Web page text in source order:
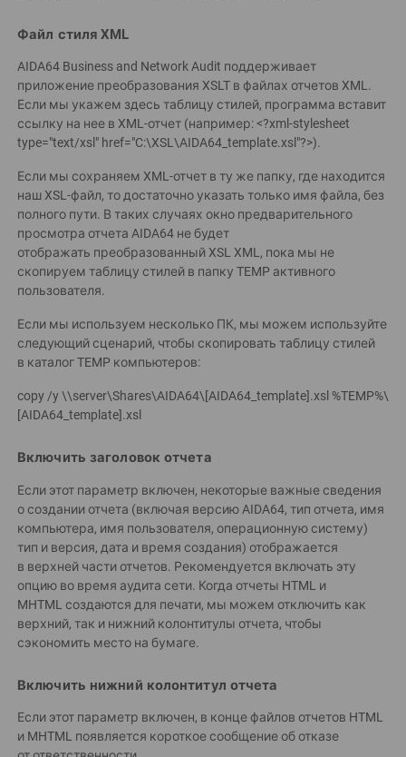
Файл стиля XML
AIDA64 Business and Network Audit поддерживает
приложение преобразования XSLT в файлах отчетов XML.
Если мы укажем здесь таблицу стилей, программа вставит
ссылку на нее в XML-отчет (например: <?xml-stylesheet
type="text/xsl" href="C:\XSL\AIDA64_template.xsl"?>).
Если мы сохраняем XML-отчет в ту же папку, где находится
наш XSL-файл, то достаточно указать только имя файла, без
полного пути. В таких случаях окно предварительного
просмотра отчета AIDA64 не будет
отображать преобразованный XSL XML, пока мы не
скопируем таблицу стилей в папку TEMP активного
пользователя.
Если мы используем несколько ПК, мы можем используйте
следующий сценарий, чтобы скопировать таблицу стилей
в каталог TEMP компьютеров:
copy /y \\server\Shares\AIDA64\[AIDA64_template].xsl %TEMP%\
[AIDA64_template].xsl
Включить заголовок отчета
Если этот параметр включен, некоторые важные сведения
о создании отчета (включая версию AIDA64, тип отчета, имя
компьютера, имя пользователя, операционную систему)
тип и версия, дата и время создания) отображается
в верхней части отчетов. Рекомендуется включать эту
опцию во время аудита сети. Когда отчеты HTML и
MHTML создаются для печати, мы можем отключить как
верхний, так и нижний колонтитулы отчета, чтобы
сэкономить место на бумаге.
Включить нижний колонтитул отчета
Если этот параметр включен, в конце файлов отчетов HTML
и MHTML появляется короткое сообщение об отказе